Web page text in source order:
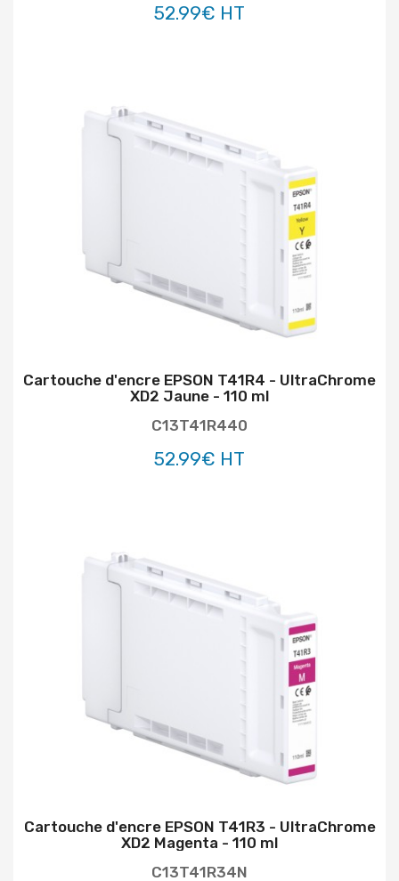
52.99€ HT
Cartouche d'encre EPSON T41R4 - UltraChrome
XD2 Jaune - 110 ml
C13T41R440
52.99€ HT
Cartouche d'encre EPSON T41R3 - UltraChrome
XD2 Magenta - 110 ml
C13T41R34N